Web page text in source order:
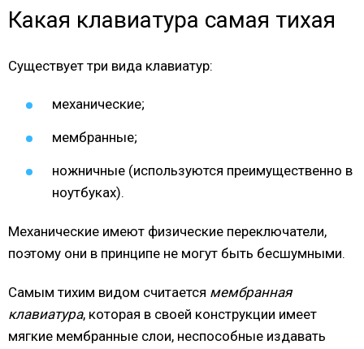
Какая клавиатура самая тихая
Существует три вида клавиатур:
механические;
мембранные;
ножничные (используются преимущественно в
ноутбуках).
Механические имеют физические переключатели,
поэтому они в принципе не могут быть бесшумными.
Самым тихим видом считается мембранная
клавиатура, которая в своей конструкции имеет
мягкие мембранные слои, неспособные издавать